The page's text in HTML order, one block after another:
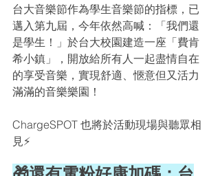
台大音樂節作為學生音樂節的指標，已
邁入第九屆，今年依然高喊：「我們還
是學生！」於台大校園建造一座「費肯
希小鎮」，開放給所有人一起盡情自在
的享受音樂，實現舒適、愜意但又活力
滿滿的音樂樂園！
ChargeSPOT 也將於活動現場與聽眾相
見⚡️